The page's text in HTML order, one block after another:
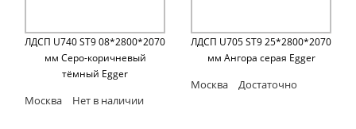
ЛДСП U740 ST9 08*2800*2070
мм Cеро-коричневый
тёмный Egger
Москва Нет в наличии
ЛДСП U705 ST9 25*2800*2070
мм Ангора серая Egger
Москва Достаточно